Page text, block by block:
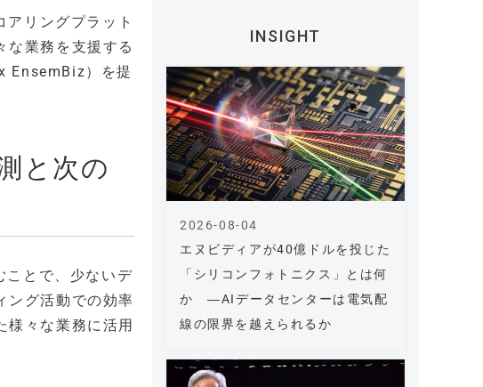
リングプラット
な業務を支援する
EnsemBiz）を提
と次の
とで、少ないデ
ング活動での効率
様々な業務に活用
INSIGHT
エヌビディアが40億ドルを投じた
「シリコンフォトニクス」とは何
か ―AIデータセンターは電気配
線の限界を越えられるか
2026-08-04